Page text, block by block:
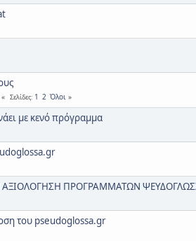
Σελίδες 1 2 Όλοι
με κενό πρόγραμμα
ΠΡΟΓΡΑΜΜΑΤΩΝ
του pseudoglossa.gr